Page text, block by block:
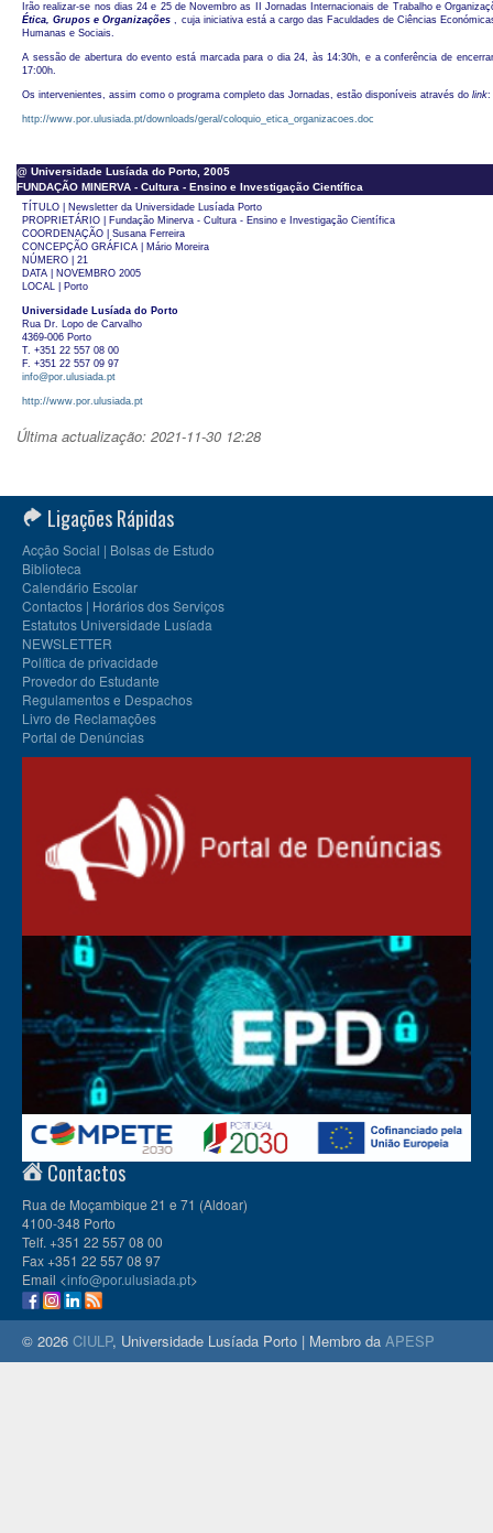
Irão realizar-se nos dias 24 e 25 de Novembro as II Jornadas Internacionais de Trabalho e
Ética, Grupos e Organizações, cuja iniciativa está a cargo das Faculdades de Ciências
Humanas e Sociais.
A sessão de abertura do evento está marcada para o dia 24, às 14:30h, e a conferência de
17:00h.
Os intervenientes, assim como o programa completo das Jornadas, estão disponíveis através do link:
http://www.por.ulusiada.pt/downloads/geral/coloquio_etica_organizacoes.doc
@ Universidade Lusíada do Porto, 2005
FUNDAÇÃO MINERVA - Cultura - Ensino e Investigação Científica
TÍTULO | Newsletter da Universidade Lusíada Porto
PROPRIETÁRIO | Fundação Minerva - Cultura - Ensino e Investigação Científica
COORDENAÇÃO | Susana Ferreira
CONCEPÇÃO GRÁFICA | Mário Moreira
NÚMERO | 21
DATA | NOVEMBRO 2005
LOCAL | Porto
Universidade Lusíada do Porto
Rua Dr. Lopo de Carvalho
4369-006 Porto
T. +351 22 557 08 00
F. +351 22 557 09 97
info@por.ulusiada.pt
http://www.por.ulusiada.pt
Última actualização: 2021-11-30 12:28
Ligações Rápidas
Acção Social | Bolsas de Estudo
Biblioteca
Calendário Escolar
Contactos | Horários dos Serviços
Estatutos Universidade Lusíada
NEWSLETTER
Política de privacidade
Provedor do Estudante
Regulamentos e Despachos
Livro de Reclamações
Portal de Denúncias
Contactos
Rua de Moçambique 21 e 71 (Aldoar)
4100-348 Porto
Telf. +351 22 557 08 00
Fax +351 22 557 08 97
Email <info@por.ulusiada.pt>
© 2026 CIULP, Universidade Lusíada Porto | Membro da APESP